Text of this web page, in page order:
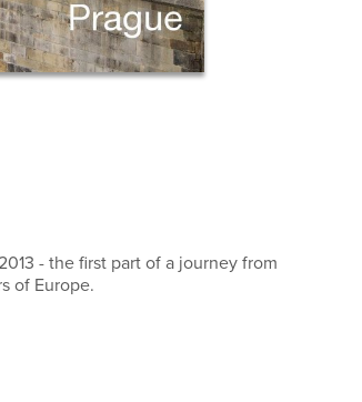
- the first part of a journey from
of Europe.